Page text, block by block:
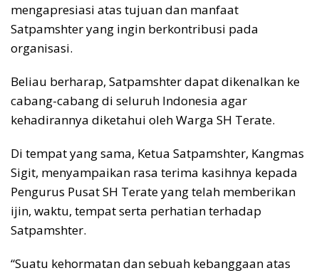
mengapresiasi atas tujuan dan manfaat
Satpamshter yang ingin berkontribusi pada
organisasi.
Beliau berharap, Satpamshter dapat dikenalkan ke
cabang-cabang di seluruh Indonesia agar
kehadirannya diketahui oleh Warga SH Terate.
Di tempat yang sama, Ketua Satpamshter, Kangmas
Sigit, menyampaikan rasa terima kasihnya kepada
Pengurus Pusat SH Terate yang telah memberikan
ijin, waktu, tempat serta perhatian terhadap
Satpamshter.
“Suatu kehormatan dan sebuah kebanggaan atas